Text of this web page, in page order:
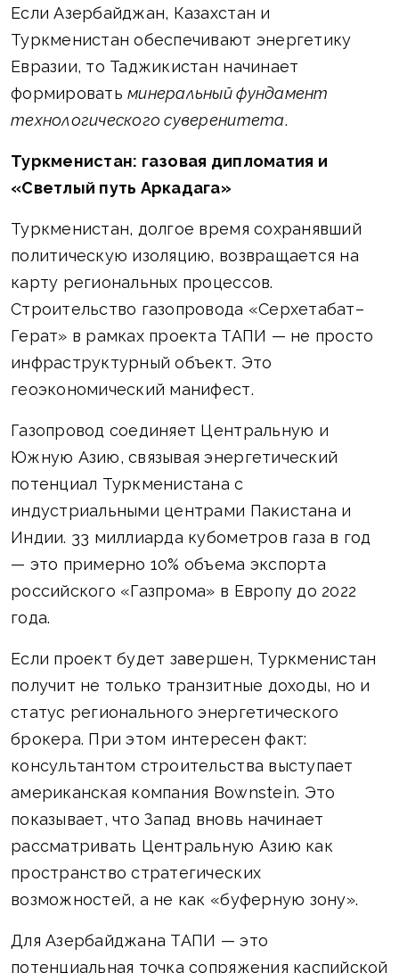
Если Азербайджан, Казахстан и
Туркменистан обеспечивают энергетику
Евразии, то Таджикистан начинает
формироватьминеральный фундамент
технологического суверенитета.
Туркменистан: газовая дипломатия и
«Светлый путь Аркадага»
Туркменистан, долгое время сохранявший
политическую изоляцию, возвращается на
карту региональных процессов.
Строительство газопровода «Серхетабат–
Герат» в рамках проекта ТАПИ — не просто
инфраструктурный объект. Это
геоэкономический манифест.
Газопровод соединяет Центральную и
Южную Азию, связывая энергетический
потенциал Туркменистана с
индустриальными центрами Пакистана и
Индии. 33 миллиарда кубометров газа в год
— это примерно 10% объема экспорта
российского «Газпрома» в Европу до 2022
года.
Если проект будет завершен, Туркменистан
получит не только транзитные доходы, но и
статус регионального энергетического
брокера. При этом интересен факт:
консультантом строительства выступает
американская компания Bownstein. Это
показывает, что Запад вновь начинает
рассматривать Центральную Азию как
пространство стратегических
возможностей, а не как «буферную зону».
Для Азербайджана ТАПИ — это
потенциальная точка сопряжения каспийской